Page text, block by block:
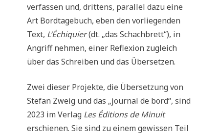
verfassen und, drittens, parallel dazu eine
Art Bordtagebuch, eben den vorliegenden
Text, L’Échiquier(dt. „das Schachbrett“), in
Angriff nehmen, einer Reflexion zugleich
über das Schreiben und das Übersetzen.
Zwei dieser Projekte, die Übersetzung von
Stefan Zweig und das „journal de bord“, sind
2023 im Verlag Les Éditions de Minuit
erschienen. Sie sind zu einem gewissen Teil